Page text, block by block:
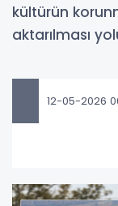
kültürün
aktarılması
12-05-2026